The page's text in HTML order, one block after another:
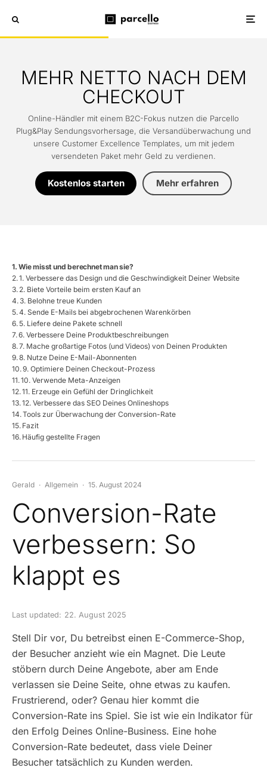
MEHR NETTO NACH DEM
CHECKOUT
Online-Händler mit einem B2C-Fokus nutzen die Parcello
Plug&Play Sendungsvorhersage, die Versandüberwachung und
unsere Customer Excellence Templates, um mit jedem
versendeten Paket mehr Geld zu verdienen.
Kostenlos starten Mehr erfahren
Gerald · Allgemein · 15. August 2024
Conversion-Rate
verbessern: So
klappt es
Last updated: 22. August 2025
Stell Dir vor, Du betreibst einen E-Commerce-Shop,
der Besucher anzieht wie ein Magnet. Die Leute
stöbern durch Deine Angebote, aber am Ende
verlassen sie Deine Seite, ohne etwas zu kaufen.
Frustrierend, oder? Genau hier kommt die
Conversion-Rate ins Spiel. Sie ist wie ein Indikator für
den Erfolg Deines Online-Business. Eine hohe
Conversion-Rate bedeutet, dass viele Deiner
Besucher tatsächlich zu Kunden werden.
Wie misst und berechnet man sie?
1. Verbessere das Design und die Geschwindigkeit Deiner Website
2. Biete Vorteile beim ersten Kauf an
3. Belohne treue Kunden
4. Sende E-Mails bei abgebrochenen Warenkörben
5. Liefere deine Pakete schnell
6. Verbessere Deine Produktbeschreibungen
7. Mache großartige Fotos (und Videos) von Deinen Produkten
8. Nutze Deine E-Mail-Abonnenten
9. Optimiere Deinen Checkout-Prozess
10. Verwende Meta-Anzeigen
11. Erzeuge ein Gefühl der Dringlichkeit
12. Verbessere das SEO Deines Onlineshops
Tools zur Überwachung der Conversion-Rate
Fazit
Häufig gestellte Fragen